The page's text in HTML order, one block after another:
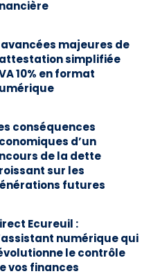
avancées majeures de
simplifiée
10% en format
conséquences
d’un
de la dette
sur les
futures
Ecureuil :
numérique qui
le contrôle
vos finances